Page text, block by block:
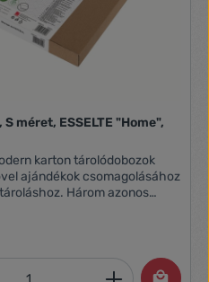
a vagy
méret, ESSELTE "Home",
karton tárolódobozok
ajándékok csomagolásához
Három azonos
használhat kisebb
rendezett tárolásához.
és használja ajándék
Adja